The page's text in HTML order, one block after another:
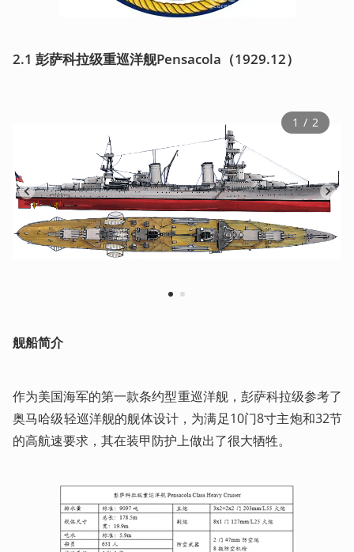
2.1 彭萨科拉级重巡洋舰Pensacola（1929.12）
1 2
1 / 2
舰船简介
作为美国海军的第一款条约型重巡洋舰，彭萨科拉级参考了
奥马哈级轻巡洋舰的舰体设计，为满足10门8寸主炮和32节
的高航速要求，其在装甲防护上做出了很大牺牲。